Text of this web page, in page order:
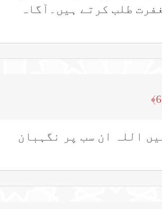
طلب کرتے ہیں۔آگاہ
اللہ ان سب پر نگہبان